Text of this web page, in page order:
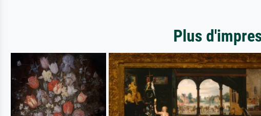
Plus